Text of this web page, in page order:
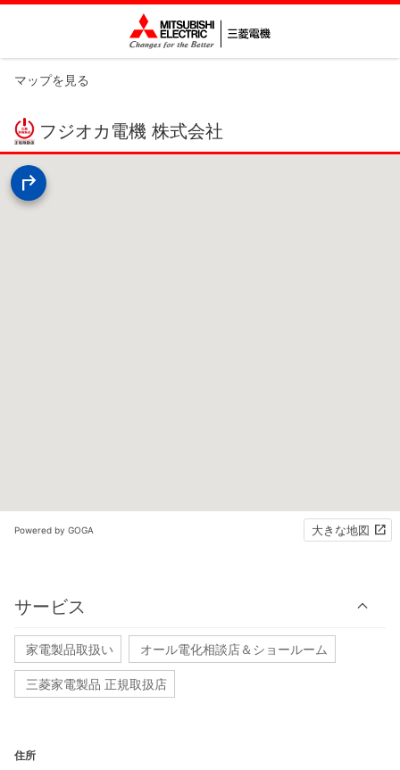
マップを見る
フジオカ電機 株式会社
Powered by GOGA 大きな地図
サービス
家電製品取扱い オール電化相談店＆ショールーム
三菱家電製品 正規取扱店
住所